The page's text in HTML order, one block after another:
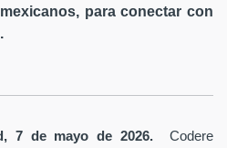
para conectar con
7 de mayo de 2026. Codere